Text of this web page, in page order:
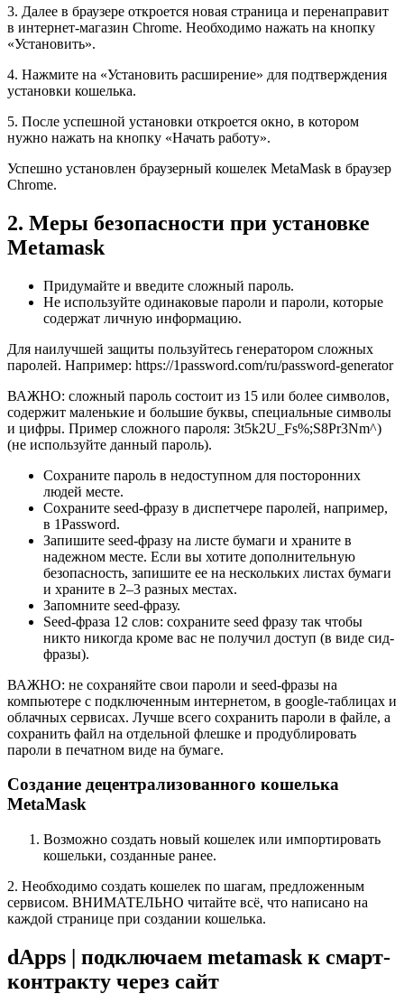
3. Далее в браузере откроется новая страница и перенаправит
в интернет-магазин Chrome. Необходимо нажать на кнопку
«Установить».
4. Нажмите на «Установить расширение» для подтверждения
установки кошелька.
5. После успешной установки откроется окно, в котором
нужно нажать на кнопку «Начать работу».
Успешно установлен браузерный кошелек MetaMask в браузер
Chrome.
2. Меры безопасности при установке
Metamask
Придумайте и введите сложный пароль.
Не используйте одинаковые пароли и пароли, которые
содержат личную информацию.
Для наилучшей защиты пользуйтесь генератором сложных
паролей. Например: https://1password.com/ru/password-generator
ВАЖНО: сложный пароль состоит из 15 или более символов,
содержит маленькие и большие буквы, специальные символы
и цифры. Пример сложного пароля: 3t5k2U_Fs%;S8Pr3Nm^)
(не используйте данный пароль).
Сохраните пароль в недоступном для посторонних
людей месте.
Сохраните seed-фразу в диспетчере паролей, например,
в 1Password.
Запишите seed-фразу на листе бумаги и храните в
надежном месте. Если вы хотите дополнительную
безопасность, запишите ее на нескольких листах бумаги
и храните в 2–3 разных местах.
Запомните seed-фразу.
Seed-фраза 12 слов: сохраните seed фразу так чтобы
никто никогда кроме вас не получил доступ (в виде сид-
фразы).
ВАЖНО: не сохраняйте свои пароли и seed-фразы на
компьютере с подключенным интернетом, в google-таблицах и
облачных сервисах. Лучше всего сохранить пароли в файле, а
сохранить файл на отдельной флешке и продублировать
пароли в печатном виде на бумаге.
Создание децентрализованного кошелька
MetaMask
Возможно создать новый кошелек или импортировать
кошельки, созданные ранее.
2. Необходимо создать кошелек по шагам, предложенным
сервисом. ВНИМАТЕЛЬНО читайте всё, что написано на
каждой странице при создании кошелька.
dApps | подключаем metamask к смарт-
контракту через сайт